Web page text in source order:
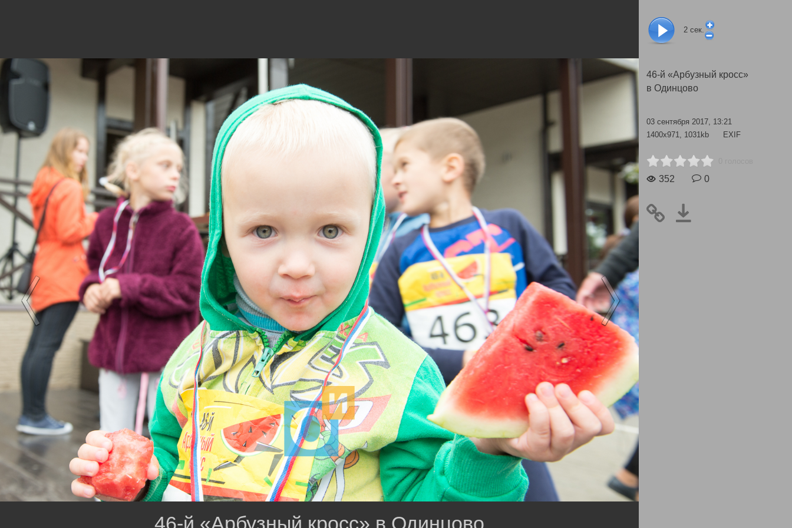
2 сек.
46-й «Арбузный кросс»
в Одинцово
03 сентября 2017, 13:21
1400x971, 1031kb
EXIF
352 0
46-й «Арбузный кросс» в Одинцово